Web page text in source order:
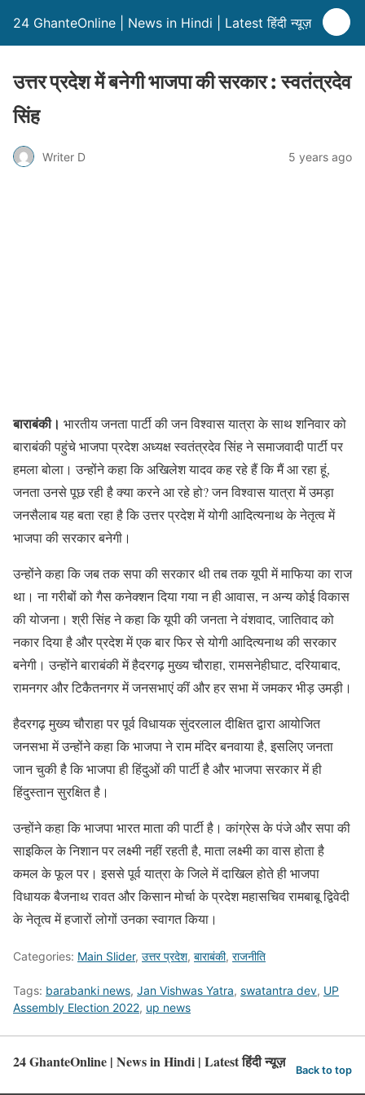
24 GhanteOnline | News in Hindi | Latest हिंदी न्यूज़
उत्तर प्रदेश में बनेगी भाजपा की सरकार : स्वतंत्रदेव
सिंह
Writer D 5 years ago
बाराबंकी। भारतीय जनता पार्टी की जन विश्वास यात्रा के साथ शनिवार को
बाराबंकी पहुंचे भाजपा प्रदेश अध्यक्ष स्वतंत्रदेव सिंह ने समाजवादी पार्टी पर
हमला बोला। उन्होंने कहा कि अखिलेश यादव कह रहे हैं कि मैं आ रहा हूं,
जनता उनसे पूछ रही है क्या करने आ रहे हो? जन विश्वास यात्रा में उमड़ा
जनसैलाब यह बता रहा है कि उत्तर प्रदेश में योगी आदित्यनाथ के नेतृत्व में
भाजपा की सरकार बनेगी।
उन्होंने कहा कि जब तक सपा की सरकार थी तब तक यूपी में माफिया का राज
था। ना गरीबों को गैस कनेक्शन दिया गया न ही आवास, न अन्य कोई विकास
की योजना। श्री सिंह ने कहा कि यूपी की जनता ने वंशवाद, जातिवाद को
नकार दिया है और प्रदेश में एक बार फिर से योगी आदित्यनाथ की सरकार
बनेगी। उन्होंने बाराबंकी में हैदरगढ़ मुख्य चौराहा, रामसनेहीघाट, दरियाबाद,
रामनगर और टिकैतनगर में जनसभाएं कीं और हर सभा में जमकर भीड़ उमड़ी।
हैदरगढ़ मुख्य चौराहा पर पूर्व विधायक सुंदरलाल दीक्षित द्वारा आयोजित
जनसभा में उन्होंने कहा कि भाजपा ने राम मंदिर बनवाया है, इसलिए जनता
जान चुकी है कि भाजपा ही हिंदुओं की पार्टी है और भाजपा सरकार में ही
हिंदुस्तान सुरक्षित है।
उन्होंने कहा कि भाजपा भारत माता की पार्टी है। कांग्रेस के पंजे और सपा की
साइकिल के निशान पर लक्ष्मी नहीं रहती है, माता लक्ष्मी का वास होता है
कमल के फूल पर। इससे पूर्व यात्रा के जिले में दाखिल होते ही भाजपा
विधायक बैजनाथ रावत और किसान मोर्चा के प्रदेश महासचिव रामबाबू द्विवेदी
के नेतृत्व में हजारों लोगों उनका स्वागत किया।
Categories: Main Slider, उत्तर प्रदेश, बाराबंकी, राजनीति
Tags: barabanki news, Jan Vishwas Yatra, swatantra dev, UP
Assembly Election 2022, up news
24 GhanteOnline | News in Hindi | Latest हिंदी न्यूज़ Back to top